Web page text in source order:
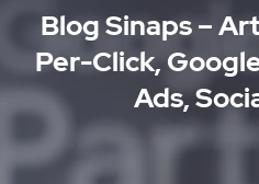
Blog Sinaps –
Per-Click,
Ads,